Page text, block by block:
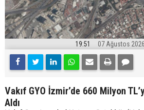
19:51 07 Ağustos 2026
Vakıf GYO İzmir’de 660 Milyon
Aldı